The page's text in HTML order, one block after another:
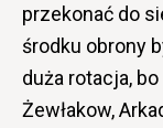
przekonać do
środku obrony
duża rotacja, bo
Żewłakow,